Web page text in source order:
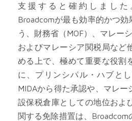
支援すると確約しました
Broadcomが最も効率的かつ効
う、財務省（MOF）、マレー
およびマレーシア関税局など
める上で、極めて重要な役割
に、プリンシパル・ハブと
MIDAから得た承認や、マレー
設保税倉庫としての地位およ
関する免除措置は、Broadcom